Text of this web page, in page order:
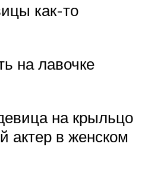
как-то
на лавочке
на крыльцо
актер в женском